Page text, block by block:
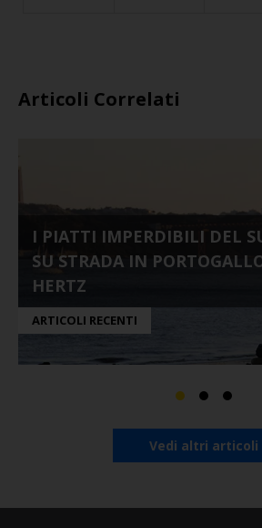
Articoli Correlati
I PIATTI IMPERDIBILI DEL
SU STRADA IN
HERTZ
ARTICOLI RECENTI
Vedi altri articoli